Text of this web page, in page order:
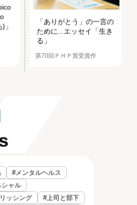
」
「ありがとう」の一言の
ために...エッセイ「生き
る」
第70回ＰＨＰ賞受賞作
#メンタルヘルス
シャル
ッシング
#上司と部下